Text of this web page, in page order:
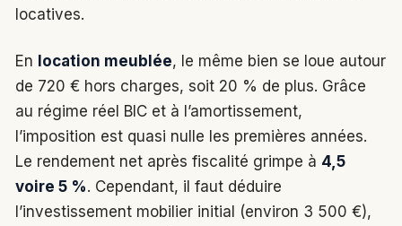
locatives.
En location meublée, le même bien se loue autour
de 720 € hors charges, soit 20 % de plus. Grâce
au régime réel BIC et à l’amortissement,
l’imposition est quasi nulle les premières années.
Le rendement net après fiscalité grimpe à 4,5
voire 5 %. Cependant, il faut déduire
l’investissement mobilier initial (environ 3 500 €),